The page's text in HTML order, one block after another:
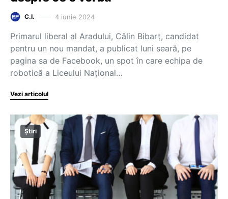
C.I. 4 iunie 2024
Primarul liberal al Aradului, Călin Bibarț, candidat
pentru un nou mandat, a publicat luni seară, pe
pagina sa de Facebook, un spot în care echipa de
robotică a Liceului Național…
Vezi articolul
Știri